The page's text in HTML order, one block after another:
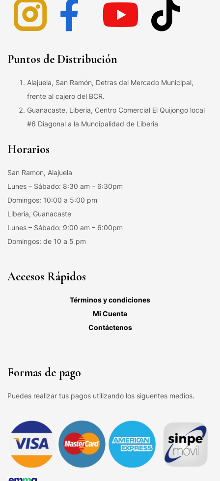
Puntos de Distribución
Alajuela, San Ramón, Detras del Mercado Municipal,
frente al cajero del BCR.
Guanacaste, Liberia, Centro Comercial El Quijongo local
#6 Diagonal a la Muncipalidad de Liberia
Horarios
San Ramon, Alajuela
Lunes – Sábado: 8:30 am – 6:30pm
Domingos: 10:00 a 5:00 pm
Liberia, Guanacaste
Lunes – Sábado: 9:00 am – 6:00pm
Domingos: de 10 a 5 pm
Accesos Rápidos
Términos y condiciones
Mi Cuenta
Contáctenos
Formas de pago
Puedes realizar tus pagos utilizando los siguentes medios.